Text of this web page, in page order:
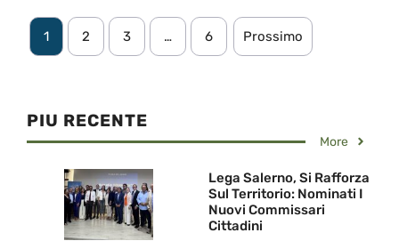
1 2 3 … 6 Prossimo
PIU RECENTE
More
Lega Salerno, Si Rafforza
Sul Territorio: Nominati I
Nuovi Commissari
Cittadini